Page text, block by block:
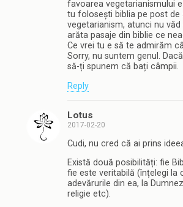
favoarea vegetarianismului
tu folosești biblia pe post de
vegetarianism, atunci nu
arăta pasaje din biblie ce
Ce vrei tu e să te admirăm
Sorry, nu suntem genul.
să-ți spunem că bați câmpii.
Reply
Lotus
2017-02-20
Cudi, nu cred că ai prins
Există două posibilități: fie
fie este veritabilă (înțelegi la
adevărurile din ea, la
religie etc).